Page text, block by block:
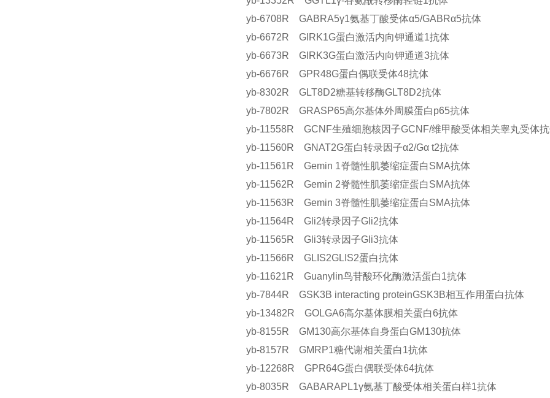
yb-6708R GABRA5γ1氨基丁酸受体α5/GABRα5抗体
yb-6672R GIRK1G蛋白激活内向钾通道1抗体
yb-6673R GIRK3G蛋白激活内向钾通道3抗体
yb-6676R GPR48G蛋白偶联受体48抗体
yb-8302R GLT8D2糖基转移酶GLT8D2抗体
yb-7802R GRASP65高尔基体外周膜蛋白p65抗体
yb-11558R GCNF生殖细胞核因子GCNF/维甲酸受体相关睾丸受体
yb-11560R GNAT2G蛋白转录因子α2/Gα t2抗体
yb-11561R Gemin 1脊髓性肌萎缩症蛋白SMA抗体
yb-11562R Gemin 2脊髓性肌萎缩症蛋白SMA抗体
yb-11563R Gemin 3脊髓性肌萎缩症蛋白SMA抗体
yb-11564R Gli2转录因子Gli2抗体
yb-11565R Gli3转录因子Gli3抗体
yb-11566R GLIS2GLIS2蛋白抗体
yb-11621R Guanylin鸟苷酸环化酶激活蛋白1抗体
yb-7844R GSK3B interacting proteinGSK3B相互作用蛋白抗体
yb-13482R GOLGA6高尔基体膜相关蛋白6抗体
yb-8155R GM130高尔基体自身蛋白GM130抗体
yb-8157R GMRP1糖代谢相关蛋白1抗体
yb-12268R GPR64G蛋白偶联受体64抗体
yb-8035R GABARAPL1γ氨基丁酸受体相关蛋白样1抗体